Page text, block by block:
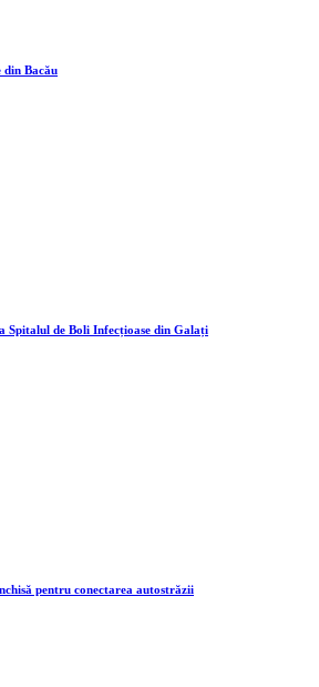
din Bacău
Spitalul de Boli Infecțioase din Galați
pentru conectarea autostrăzii